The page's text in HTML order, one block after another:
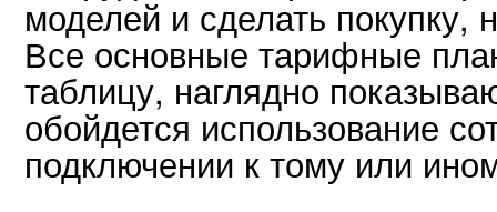
моделей и сделать покупку,
Все основные тарифные
таблицу, наглядно
обойдется использование
подключении к тому или